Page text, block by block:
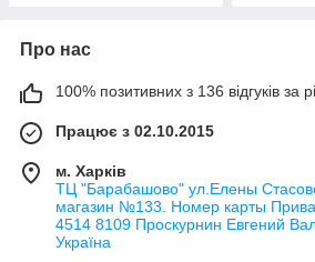
Про нас
100% позитивних з 136 відгуків за
Працює з 02.10.2015
м. Харків
ТЦ "Барабашово" ул.Елены
магазин №133. Номер карты
4514 8109 Проскурнин Евгений
Україна